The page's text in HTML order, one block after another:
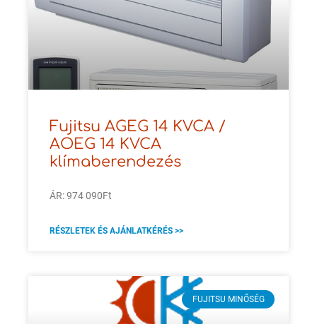
Fujitsu AGEG 14 KVCA /
AOEG 14 KVCA
klímaberendezés
ÁR: 974 090Ft
RÉSZLETEK ÉS AJÁNLATKÉRÉS >>
FUJITSU MINŐSÉG